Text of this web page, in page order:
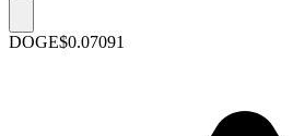
DOGE$0.07091